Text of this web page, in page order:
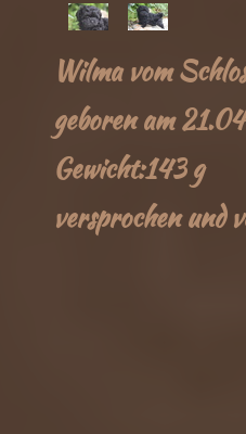
Wilma vom
geboren am
Gewicht:143 g
versprochen und